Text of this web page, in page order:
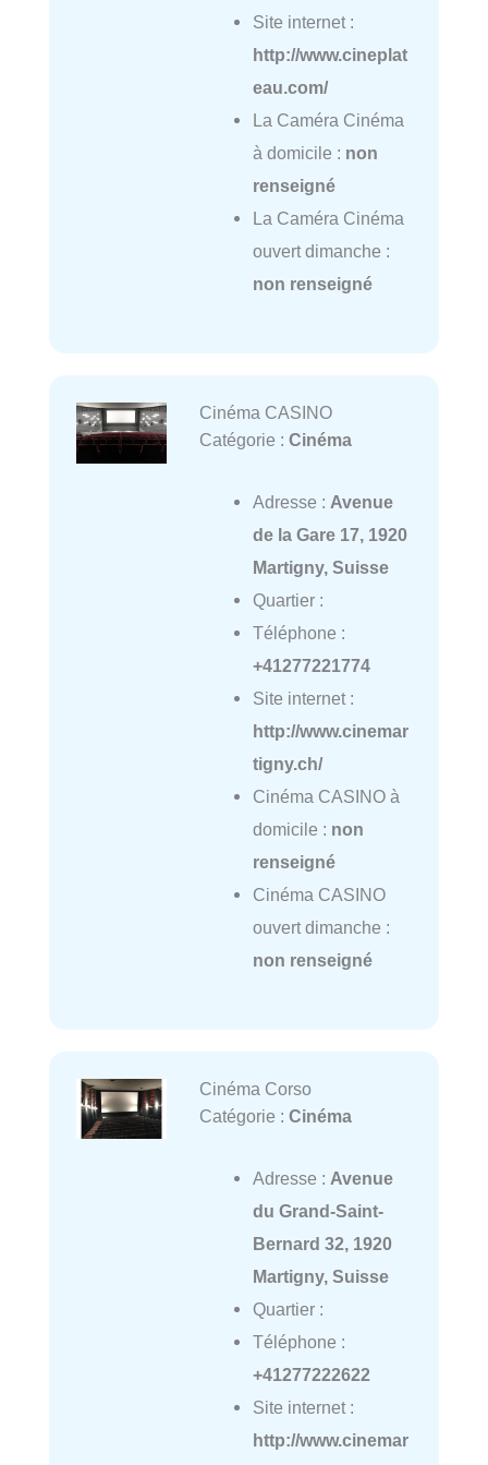
Site internet :
http://www.cineplat
eau.com/
La Caméra Cinéma
à domicile : non
renseigné
La Caméra Cinéma
ouvert dimanche :
non renseigné
Cinéma CASINO
Catégorie : Cinéma
Adresse : Avenue
de la Gare 17, 1920
Martigny, Suisse
Quartier :
Téléphone :
+41277221774
Site internet :
http://www.cinemar
tigny.ch/
Cinéma CASINO à
domicile : non
renseigné
Cinéma CASINO
ouvert dimanche :
non renseigné
Cinéma Corso
Catégorie : Cinéma
Adresse : Avenue
du Grand-Saint-
Bernard 32, 1920
Martigny, Suisse
Quartier :
Téléphone :
+41277222622
Site internet :
http://www.cinemar